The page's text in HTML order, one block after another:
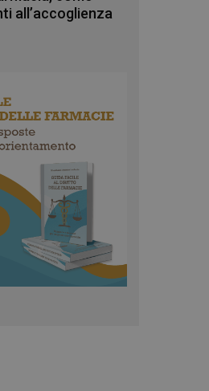
all’accoglienza